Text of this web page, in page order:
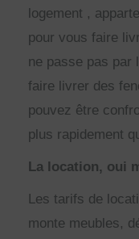
logement ,
pour vous faire
ne passe pas par
faire livrer des
pouvez être
plus rapidement
La location, oui
Les tarifs de
monte meubles,